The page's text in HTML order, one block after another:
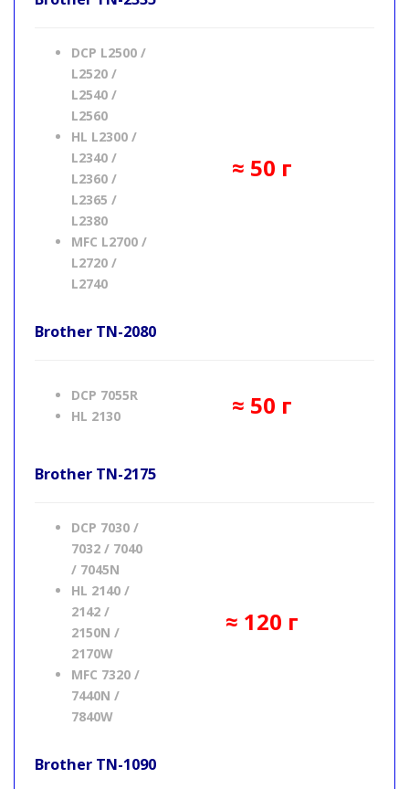
DCP L2500 /
L2520 /
L2540 /
L2560
HL L2300 /
L2340 /
L2360 /
L2365 /
L2380
MFC L2700 /
L2720 /
L2740
≈ 50 г
Brother TN-2080
DCP 7055R
HL 2130
≈ 50 г
Brother TN-2175
DCP 7030 /
7032 / 7040
/ 7045N
HL 2140 /
2142 /
2150N /
2170W
MFC 7320 /
7440N /
7840W
≈ 120 г
Brother TN-1090